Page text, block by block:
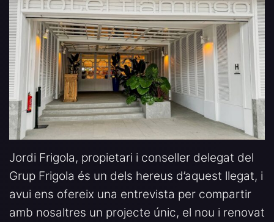
Jordi Frigola, propietari i conseller delegat del
Grup Frigola és un dels hereus d’aquest llegat, i
avui ens ofereix una entrevista per compartir
amb nosaltres un projecte únic, el nou i renovat